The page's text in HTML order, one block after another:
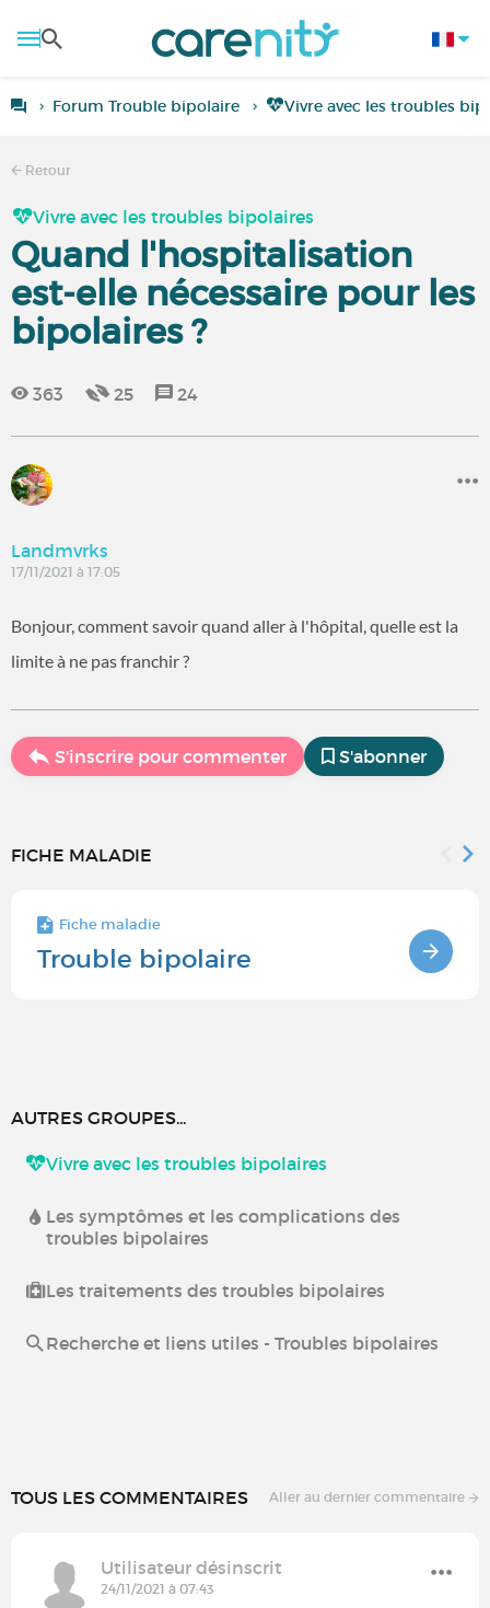
Forum Trouble bipolaire Vivre avec les troubles
Retour
Vivre avec les troubles bipolaires
Quand l'hospitalisation
est-elle nécessaire pour les
bipolaires ?
363 25 24
Landmvrks
17/11/2021 à 17:05
Bonjour, comment savoir quand aller à l'hôpital, quelle est la
limite à ne pas franchir ?
S'inscrire pour commenter S'abonner
FICHE MALADIE
Fiche maladie
Trouble bipolaire
AUTRES GROUPES...
Vivre avec les troubles bipolaires
Les symptômes et les complications des
troubles bipolaires
Les traitements des troubles bipolaires
Recherche et liens utiles - Troubles bipolaires
TOUS LES COMMENTAIRES Aller au dernier commentaire
Utilisateur désinscrit
24/11/2021 à 07:43